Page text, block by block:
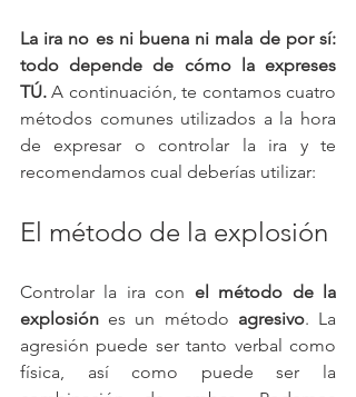
La ira no es ni buena ni mala de por sí:
todo depende de cómo la expreses
TÚ. A continuación, te contamos cuatro
métodos comunes utilizados a la hora
de expresar o controlar la ira y te
recomendamos cual deberías utilizar:
El método de la explosión
Controlar la ira con el método de la
explosión es un método agresivo. La
agresión puede ser tanto verbal como
física, así como puede ser la